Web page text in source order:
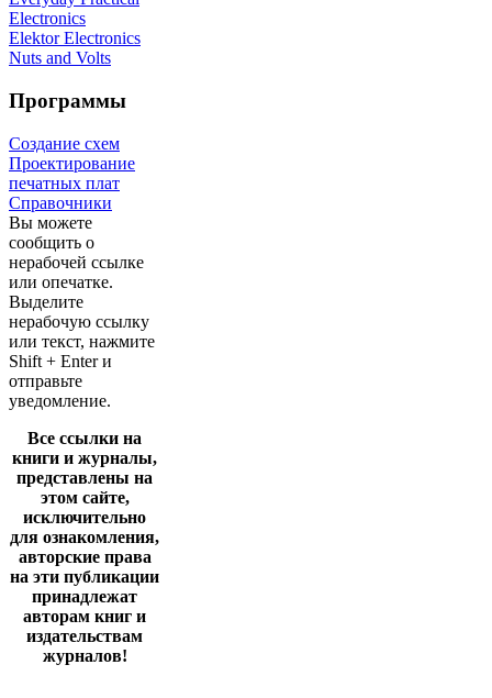
Electronics
Elektor Electronics
Nuts and Volts
Программы
Создание схем
Проектирование
печатных плат
Справочники
Вы можете
сообщить о
нерабочей ссылке
или опечатке.
Выделите
нерабочую ссылку
или текст, нажмите
Shift + Enter и
отправьте
уведомление.
Все ссылки на
книги и журналы,
представлены на
этом сайте,
исключительно
для ознакомления,
авторские права
на эти публикации
принадлежат
авторам книг и
издательствам
журналов!